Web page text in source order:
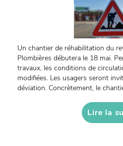
Un chantier de réhabilitation du
Plombières débutera le 18 mai.
travaux, les conditions de
modifiées. Les usagers seront
déviation. Concrètement, le
Lire la